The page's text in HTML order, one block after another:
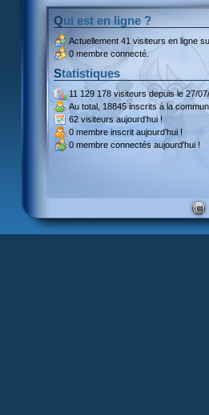
Qui est en ligne ?
Actuellement 41 visiteurs en ligne
0 membre connecté.
Statistiques
11 129 178 visiteursdepuis le 27/
Au total, 18845 inscritsà la
62 visiteurs aujourd'hui !
0 membre inscrit aujourd'hui !
0 membre connectés aujourd'hui !